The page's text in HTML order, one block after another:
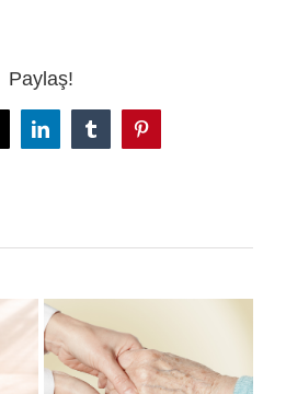
Paylaş!
LinkedInTumblrPinterest